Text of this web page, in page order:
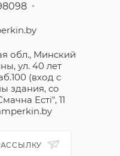
обл., Минский
ул. 40 лет
(вход с
здания, со
Естi", 11